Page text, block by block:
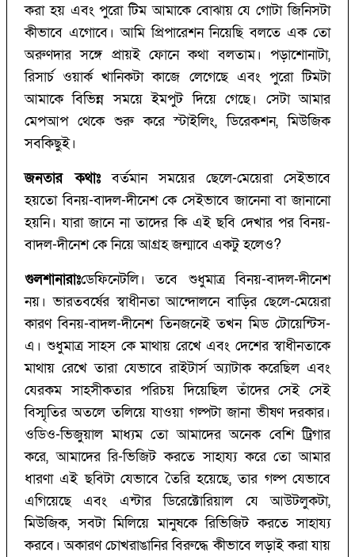
করা হয় এবং পুরো টিম আমাকে বোঝায় যে গোটা জিনিসটা
কীভাবে এগোবে। আমি প্রিপারেশন নিয়েছি বলতে এক তো
অরুণদার সঙ্গে প্রায়ই ফোনে কথা বলতাম। পড়াশোনাটা,
রিসার্চ ওয়ার্ক খানিকটা কাজে লেগেছে এবং পুরো টিমটা
আমাকে বিভিন্ন সময়ে ইমপুট দিয়ে গেছে। সেটা আমার
মেপআপ থেকে শুরু করে স্টাইলিং, ডিরেকশন, মিউজিক
সবকিছুই।
জনতার কথাঃবর্তমান সময়ের ছেলে-মেয়েরা সেইভাবে
হয়তো বিনয়-বাদল-দীনেশ কে সেইভাবে জানেনা বা জানানো
হয়নি। যারা জানে না তাদের কি এই ছবি দেখার পর বিনয়-
বাদল-দীনেশ কে নিয়ে আগ্রহ জন্মাবে একটু হলেও?
গুলশানারাঃডেফিনেটলি। তবে শুধুমাত্র বিনয়-বাদল-দীনেশ
নয়। ভারতবর্ষের স্বাধীনতা আন্দোলনে বাড়ির ছেলে-মেয়েরা
কারণ বিনয়-বাদল-দীনেশ তিনজনেই তখন মিড টোয়েন্টিস-
এ। শুধুমাত্র সাহস কে মাথায় রেখে এবং দেশের স্বাধীনতাকে
মাথায় রেখে তারা যেভাবে রাইটার্স অ্যাটাক করেছিল এবং
যেরকম সাহসীকতার পরিচয় দিয়েছিল তাঁদের সেই সেই
বিস্মৃতির অতলে তলিয়ে যাওয়া গল্পটা জানা ভীষণ দরকার।
ওডিও-ভিজুয়াল মাধ্যম তো আমাদের অনেক বেশি ট্রিগার
করে, আমাদের রি-ভিজিট করতে সাহায্য করে তো আমার
ধারণা এই ছবিটা যেভাবে তৈরি হয়েছে, তার গল্প যেভাবে
এগিয়েছে এবং এন্টার ডিরেক্টোরিয়াল যে আউটলুকটা,
মিউজিক, সবটা মিলিয়ে মানুষকে রিভিজিট করতে সাহায্য
করবে। অকারণ চোখরাঙানির বিরুদ্ধে কীভাবে লড়াই করা যায়